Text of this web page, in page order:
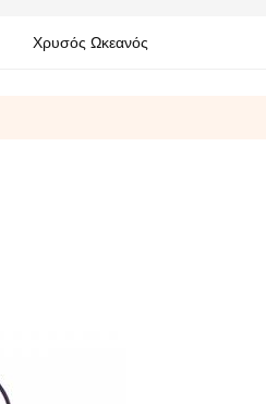
Χρυσός Ωκεανός